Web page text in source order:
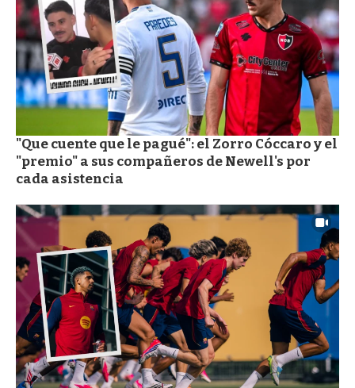
"Que cuente que le pagué": el Zorro Cóccaro y el
"premio" a sus compañeros de Newell's por
cada asistencia